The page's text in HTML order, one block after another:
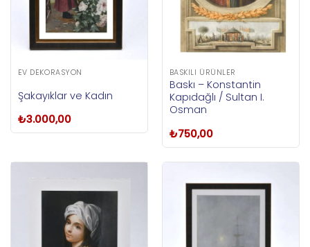
EV DEKORASYON
Şakayıklar ve Kadın
₺3.000,00
BASKILI ÜRÜNLER
Baskı – Konstantin
Kapıdağlı / Sultan I.
Osman
₺750,00